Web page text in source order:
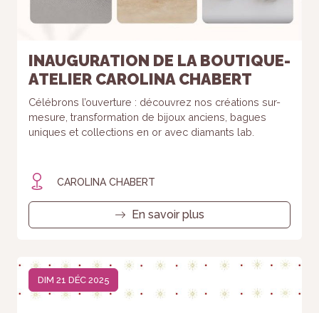
INAUGURATION DE LA BOUTIQUE-
ATELIER CAROLINA CHABERT
Célébrons l’ouverture : découvrez nos créations sur-
mesure, transformation de bijoux anciens, bagues
uniques et collections en or avec diamants lab.
CAROLINA CHABERT
En savoir plus
DIM 21 DÉC 2025